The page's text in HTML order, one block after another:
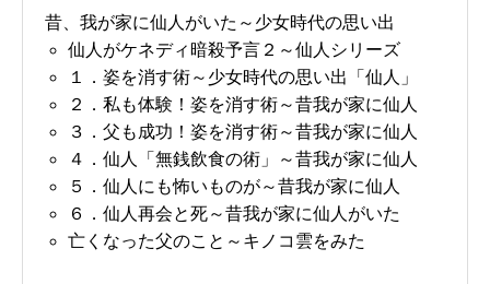
昔、我が家に仙人がいた～少女時代の思い出
仙人がケネディ暗殺予言２～仙人シリーズ
１．姿を消す術～少女時代の思い出「仙人」
２．私も体験！姿を消す術～昔我が家に仙人
３．父も成功！姿を消す術～昔我が家に仙人
４．仙人「無銭飲食の術」～昔我が家に仙人
５．仙人にも怖いものが～昔我が家に仙人
６．仙人再会と死～昔我が家に仙人がいた
亡くなった父のこと～キノコ雲をみた